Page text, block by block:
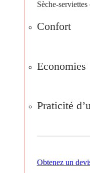
Sèche-
Confort
Economies
Praticité
Obtenez un